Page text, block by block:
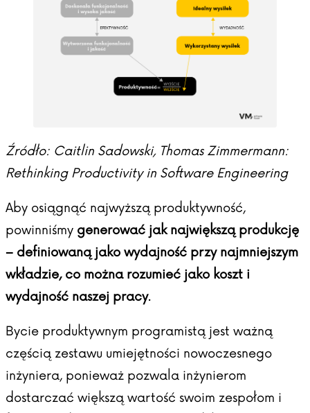
Źródło: Caitlin Sadowski, Thomas Zimmermann:
Rethinking Productivity in Software Engineering
Aby osiągnąć najwyższą produktywność,
powinniśmy generować jak największą produkcję
– definiowaną jako wydajność przy najmniejszym
wkładzie, co można rozumieć jako koszt i
wydajność naszej pracy.
Bycie produktywnym programistą jest ważną
częścią zestawu umiejętności nowoczesnego
inżyniera, ponieważ pozwala inżynierom
dostarczać większą wartość swoim zespołom i